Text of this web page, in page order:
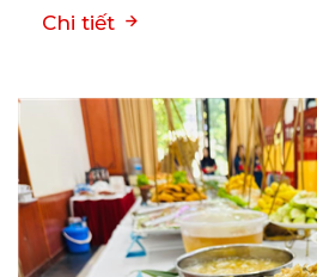
Chi tiết